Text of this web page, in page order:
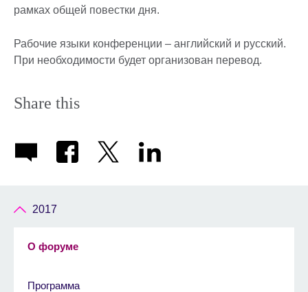
рамках общей повестки дня.
Рабочие языки конференции – английский и русский.
При необходимости будет организован перевод.
Share this
2017
О форуме
Программа